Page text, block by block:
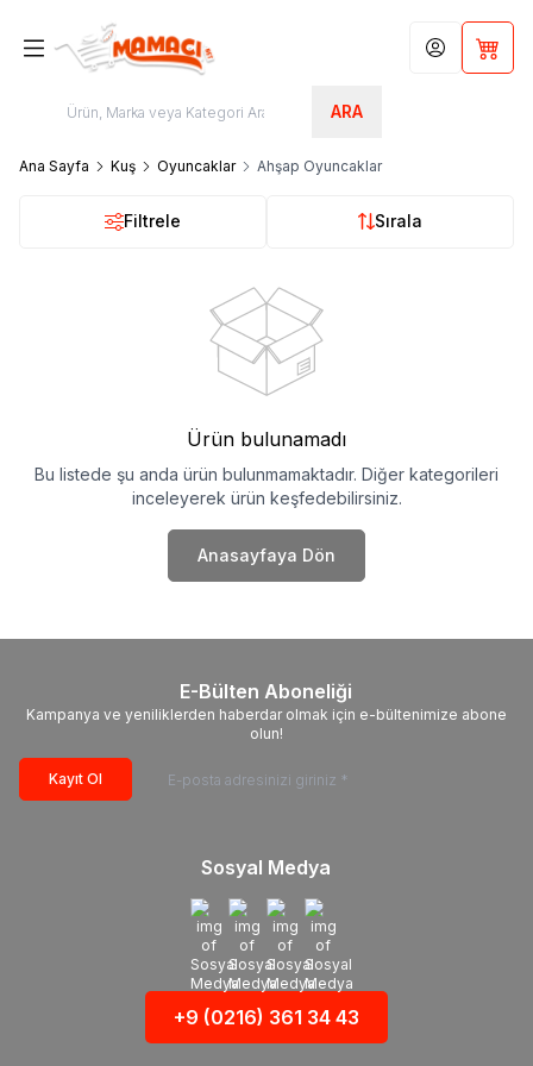
ARA
Hesabım
Ana Sayfa Kuş Oyuncaklar Ahşap Oyuncaklar
Filtrele Sırala
Ürün bulunamadı
Bu listede şu anda ürün bulunmamaktadır. Diğer kategorileri
inceleyerek ürün keşfedebilirsiniz.
Anasayfaya Dön
E-Bülten Aboneliği
Kampanya ve yeniliklerden haberdar olmak için e-bültenimize abone
olun!
Kayıt Ol
Sosyal Medya
+9 (0216) 361 34 43